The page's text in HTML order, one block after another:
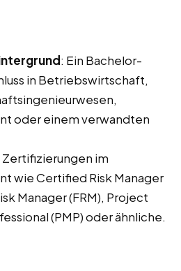
: Ein Bachelor-
in Betriebswirtschaft,
oder einem verwandten
Zertifizierungen im
wie Certified Risk Manager
Manager (FRM), Project
(PMP) oder ähnliche.